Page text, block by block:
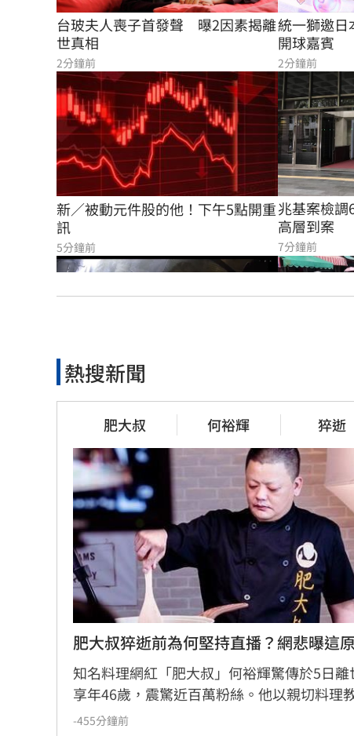
台玻夫人喪子首發聲　曝2因素揭離
世真相
2分鐘前
統一獅邀日
開球嘉賓
2分鐘前
新／被動元件股的他！下午5點開重
訊
5分鐘前
兆基案檢調
高層到案
7分鐘前
三峽街頭爆槍響！毒品糾紛男遭開
勢曝
14分鐘前
做錯恐奪命　專家示警停電「7大
NG行為」
18分鐘前
統一集團
爸致敬
18分鐘前
熱搜新聞
肥大叔 何裕輝 猝逝
肥大叔猝逝前為何堅持直播？網悲曝這
知名料理網紅「肥大叔」何裕輝驚傳於5日離
享年46歲，震驚近百萬粉絲。他以親切料理
及堅持品質的創業理念聞名，從更生人翻轉人
-455分鐘前